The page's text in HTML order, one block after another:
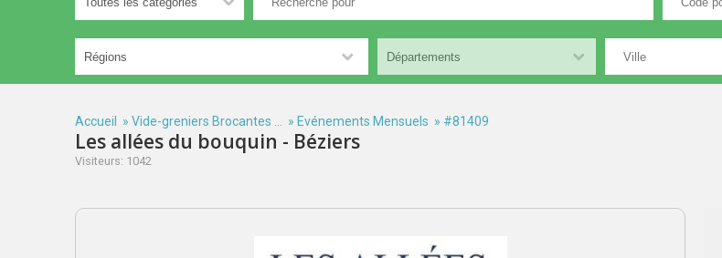
Accueil » Vide-greniers Brocantes ... » Evénements Mensuels » #81409
Les allées du bouquin - Béziers
Visiteurs: 1042